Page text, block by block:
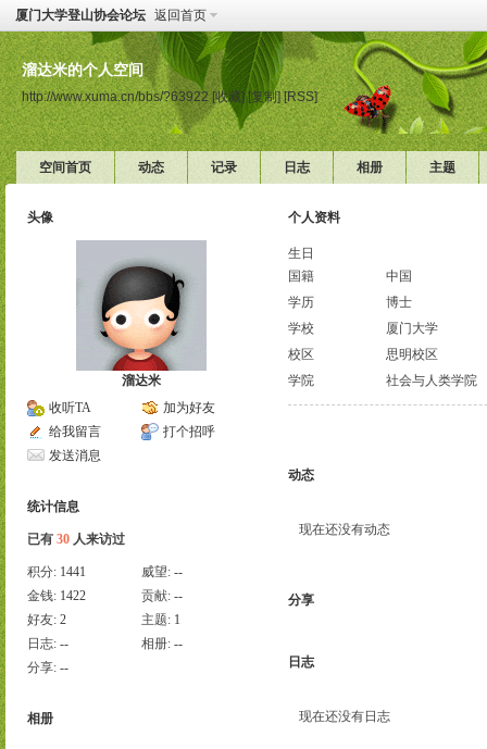
厦门大学登山协会论坛 返回首页
溜达米的个人空间
http://www.xuma.cn/bbs/?63922 [收藏] [复制] [RSS]
空间首页 动态 记录 日志 相册 主题
头像
溜达米
收听TA
加为好友
给我留言
打个招呼
发送消息
统计信息
已有 30 人来访过
积分: 1441 威望: --
金钱: 1422 贡献: --
好友: 2 主题: 1
日志: -- 相册: --
分享: --
相册
个人资料
生日
国籍
中国
学历
博士
学校
厦门大学
校区
思明校区
学院
社会与人类学院
动态
现在还没有动态
分享
日志
现在还没有日志